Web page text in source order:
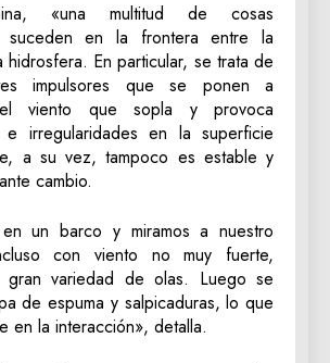
«una multitud de cosas
suceden en la frontera entre la
hidrosfera. En particular, se trata de
impulsores que se ponen a
el viento que sopla y provoca
e irregularidades en la superficie
a su vez, tampoco es estable y
cambio.
un barco y miramos a nuestro
con viento no muy fuerte,
gran variedad de olas. Luego se
de espuma y salpicaduras, lo que
en la interacción», detalla.